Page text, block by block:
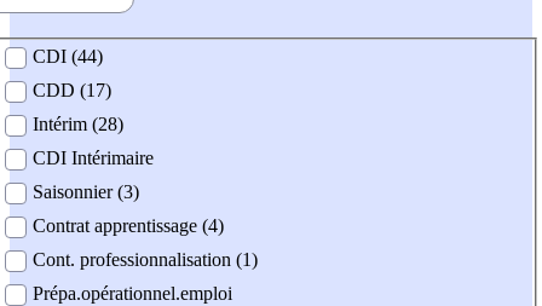
contrat
CDI (44)
CDD (17)
Intérim (28)
CDI Intérimaire
Saisonnier (3)
Contrat apprentissage (4)
Cont. professionnalisation (1)
Prépa.opérationnel.emploi